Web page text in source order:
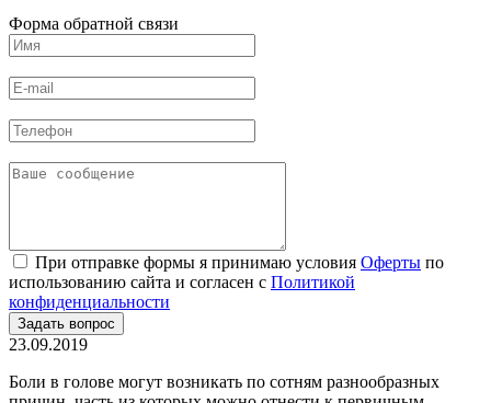
Форма обратной связи
При отправке формы я принимаю условия Оферты по
использованию сайта и согласен с Политикой
конфиденциальности
23.09.2019
Боли в голове могут возникать по сотням разнообразных